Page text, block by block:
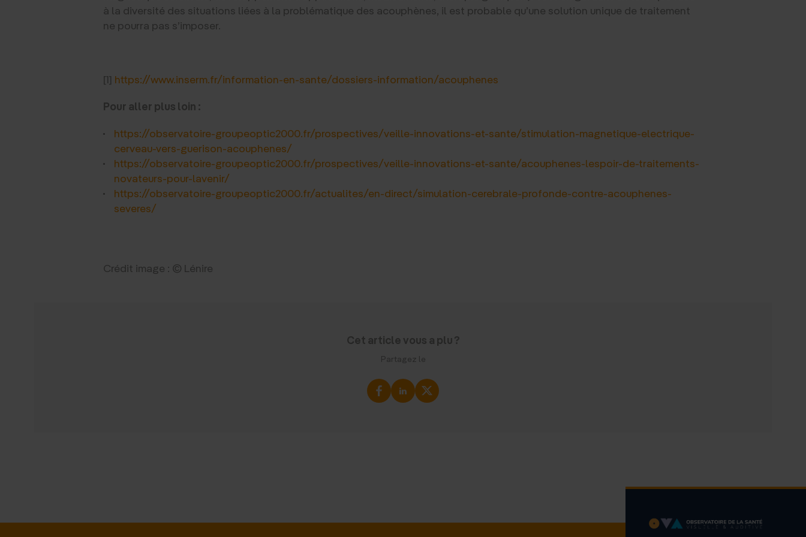
à la diversité des situations liées à la problématique des acouphènes, il est probable qu’une solution unique de traitement
ne pourra pas s’imposer.
[1] https://www.inserm.fr/information-en-sante/dossiers-information/acouphenes
Pour aller plus loin :
https://observatoire-groupeoptic2000.fr/prospectives/veille-innovations-et-sante/stimulation-magnetique-electrique-
cerveau-vers-guerison-acouphenes/
https://observatoire-groupeoptic2000.fr/prospectives/veille-innovations-et-sante/acouphenes-lespoir-de-traitements-
novateurs-pour-lavenir/
https://observatoire-groupeoptic2000.fr/actualites/en-direct/simulation-cerebrale-profonde-contre-acouphenes-
severes/
Crédit image : © Lénire
Cet article vous a plu ?
Partagez le